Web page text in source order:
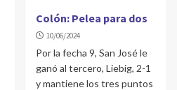
Colón: Pelea para dos
10/06/2024
Por la fecha 9, San José le
ganó al tercero, Liebig, 2-1
y mantiene los tres puntos